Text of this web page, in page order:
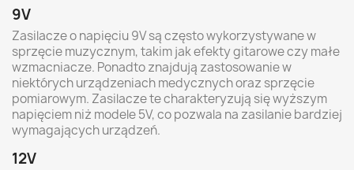
9V
Zasilacze o napięciu 9V są często wykorzystywane w
sprzęcie muzycznym, takim jak efekty gitarowe czy małe
wzmacniacze. Ponadto znajdują zastosowanie w
niektórych urządzeniach medycznych oraz sprzęcie
pomiarowym. Zasilacze te charakteryzują się wyższym
napięciem niż modele 5V, co pozwala na zasilanie bardziej
wymagających urządzeń.
12V